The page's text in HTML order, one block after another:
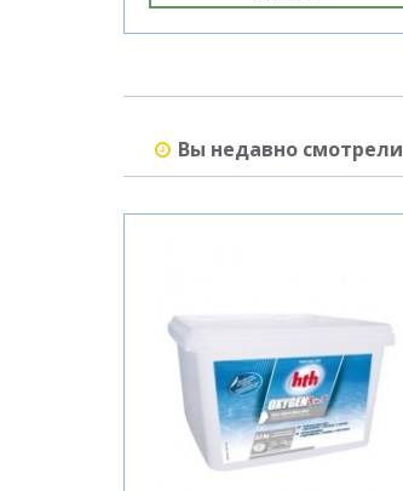
Вы недавно смотрели